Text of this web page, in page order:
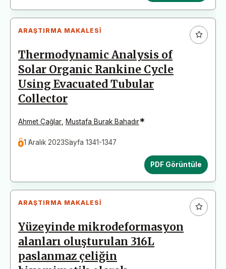
ARAŞTIRMA MAKALESI
Thermodynamic Analysis of
Solar Organic Rankine Cycle
Using Evacuated Tubular
Collector
Ahmet Çağlar Mustafa Burak Bahadır*
1 Aralık 2023Sayfa 1341-1347
PDF Görüntüle
ARAŞTIRMA MAKALESI
Yüzeyinde mikrodeformasyon
alanları oluşturulan 316L
paslanmaz çeliğin